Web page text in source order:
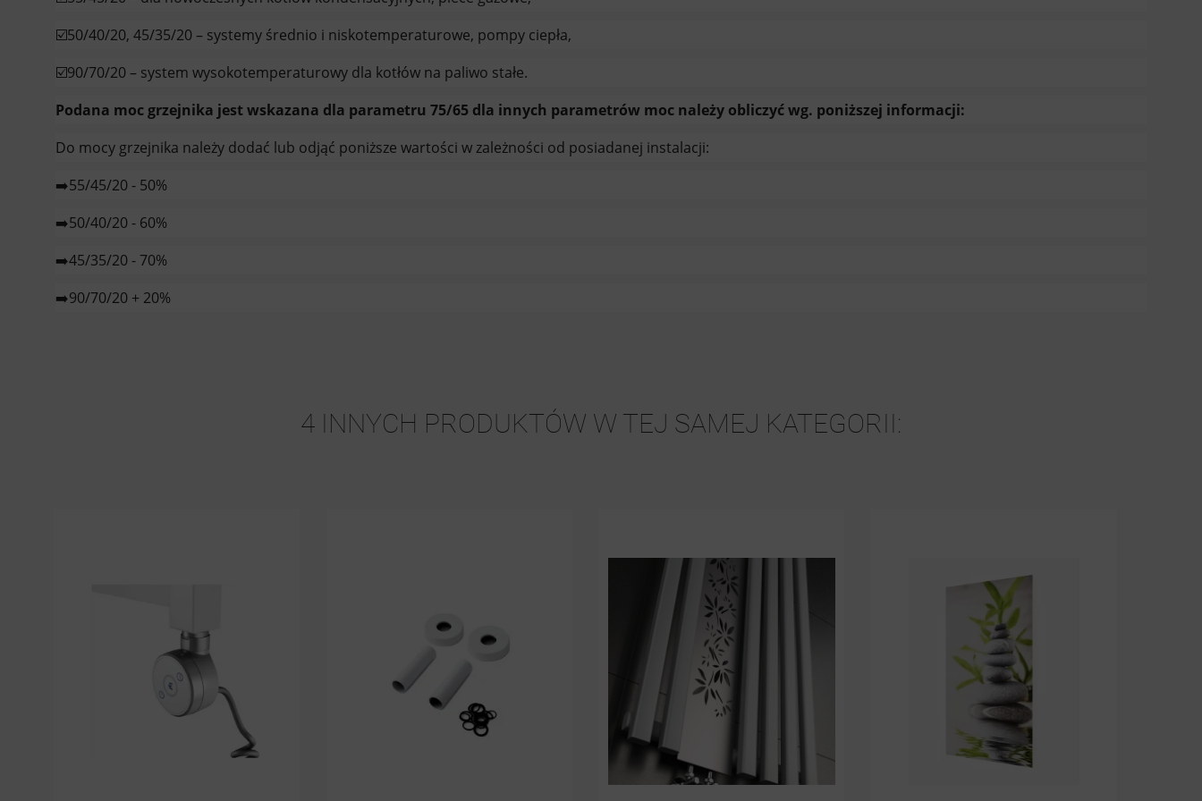
☑️50/40/20, 45/35/20 – systemy średnio i niskotemperaturowe, pompy ciepła,
☑️90/70/20 – system wysokotemperaturowy dla kotłów na paliwo stałe.
Podana moc grzejnika jest wskazana dla parametru 75/65 dla innych parametrów moc należy obliczyć wg. poniższej informacji:
Do mocy grzejnika należy dodać lub odjąć poniższe wartości w zależności od posiadanej instalacji:
➡️55/45/20 - 50%
➡️50/40/20 - 60%
➡️45/35/20 - 70%
➡️90/70/20 + 20%
4 INNYCH PRODUKTÓW W TEJ SAMEJ KATEGORII: